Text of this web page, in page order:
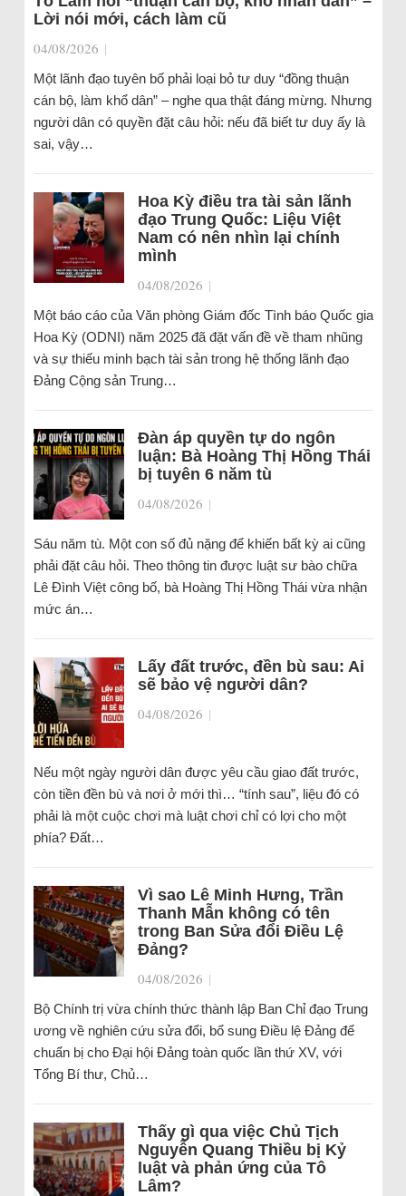
Lời nói mới, cách làm cũ
04/08/2026 |
Một lãnh đạo tuyên bố phải loại bỏ tư duy “đồng thuận
cán bộ, làm khổ dân” – nghe qua thật đáng mừng. Nhưng
người dân có quyền đặt câu hỏi: nếu đã biết tư duy ấy là
sai, vậy…
Hoa Kỳ điều tra tài sản lãnh
đạo Trung Quốc: Liệu Việt
Nam có nên nhìn lại chính
mình
04/08/2026 |
Một báo cáo của Văn phòng Giám đốc Tình báo Quốc gia
Hoa Kỳ (ODNI) năm 2025 đã đặt vấn đề về tham nhũng
và sự thiếu minh bạch tài sản trong hệ thống lãnh đạo
Đảng Cộng sản Trung…
Đàn áp quyền tự do ngôn
luận: Bà Hoàng Thị Hồng Thái
bị tuyên 6 năm tù
04/08/2026 |
Sáu năm tù. Một con số đủ nặng để khiến bất kỳ ai cũng
phải đặt câu hỏi. Theo thông tin được luật sư bào chữa
Lê Đình Việt công bố, bà Hoàng Thị Hồng Thái vừa nhận
mức án…
Lấy đất trước, đền bù sau: Ai
sẽ bảo vệ người dân?
04/08/2026 |
Nếu một ngày người dân được yêu cầu giao đất trước,
còn tiền đền bù và nơi ở mới thì… “tính sau”, liệu đó có
phải là một cuộc chơi mà luật chơi chỉ có lợi cho một
phía? Đất…
Vì sao Lê Minh Hưng, Trần
Thanh Mẫn không có tên
trong Ban Sửa đổi Điều Lệ
Đảng?
04/08/2026 |
Bộ Chính trị vừa chính thức thành lập Ban Chỉ đạo Trung
ương về nghiên cứu sửa đổi, bổ sung Điều lệ Đảng để
chuẩn bị cho Đại hội Đảng toàn quốc lần thứ XV, với
Tổng Bí thư, Chủ…
Thấy gì qua việc Chủ Tịch
Nguyễn Quang Thiều bị Kỷ
luật và phản ứng của Tô
Lâm?